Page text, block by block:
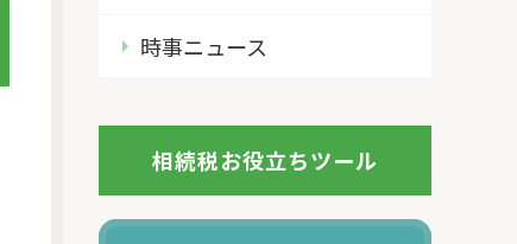
時事ニュース
相続税お役立ちツール